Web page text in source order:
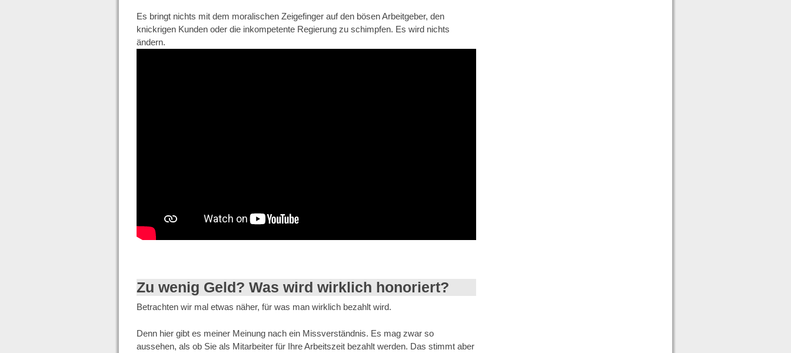
Es bringt nichts mit dem moralischen Zeigefinger auf den bösen Arbeitgeber, den
knickrigen Kunden oder die inkompetente Regierung zu schimpfen. Es wird nichts
ändern.
Zu wenig Geld? Was wird wirklich honoriert?
Betrachten wir mal etwas näher, für was man wirklich bezahlt wird.
Denn hier gibt es meiner Meinung nach ein Missverständnis. Es mag zwar so
aussehen, als ob Sie als Mitarbeiter für Ihre Arbeitszeit bezahlt werden. Das stimmt aber